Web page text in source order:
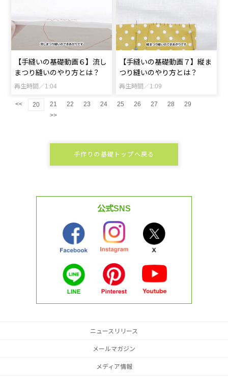
【手縫いの基礎動画６】流し
まつり縫いのやり方とは？
再生時間／1:04
【手縫いの基礎動画７】縦ま
つり縫いのやり方とは？
再生時間／1:09
<< 20 21 22 23 24 25 26 27 28
29
>>
手作りの基礎トップへ戻る
公式SNS
ニュースリリース
メールマガジン
メディア情報